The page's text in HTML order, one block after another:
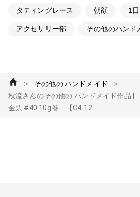
タティングレース 朝顔 1
アクセサリー部 その他のハンド
＞ その他の ハンドメイド ＞
秋流さんのその他の ハンドメイド作品 |
金票 #40 10g巻 【C4-12...